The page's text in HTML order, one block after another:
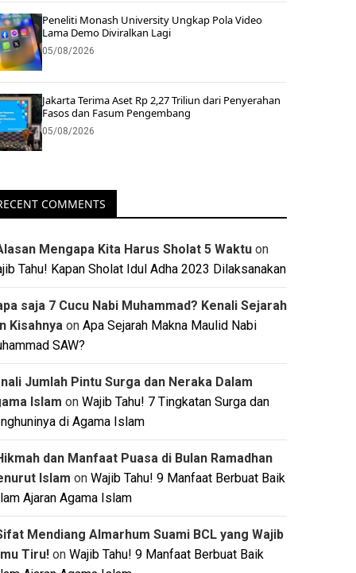
Peneliti Monash University Ungkap Pola Video
Lama Demo Diviralkan Lagi
05/08/2026
Jakarta Terima Aset Rp 2,27 Triliun dari Penyerahan
Fasos dan Fasum Pengembang
05/08/2026
COMMENTS
Mengapa Kita Harus Sholat 5 Waktu on
Tahu! Kapan Sholat Idul Adha 2023 Dilaksanakan
saja 7 Cucu Nabi Muhammad? Kenali Sejarah
Kisahnya on Apa Sejarah Makna Maulid Nabi
SAW?
Jumlah Pintu Surga dan Neraka Dalam
Islam on Wajib Tahu! 7 Tingkatan Surga dan
di Agama Islam
dan Manfaat Puasa di Bulan Ramadhan
Islam on Wajib Tahu! 9 Manfaat Berbuat Baik
Ajaran Agama Islam
Mendiang Almarhum Suami BCL yang Wajib
Tiru! on Wajib Tahu! 9 Manfaat Berbuat Baik